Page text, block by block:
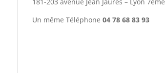
181-203 avenue Jean Jaurès – Lyon 7ème
Un même Téléphone04 78 68 83 93